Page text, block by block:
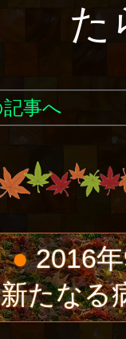
事へ
● 2016
たなる